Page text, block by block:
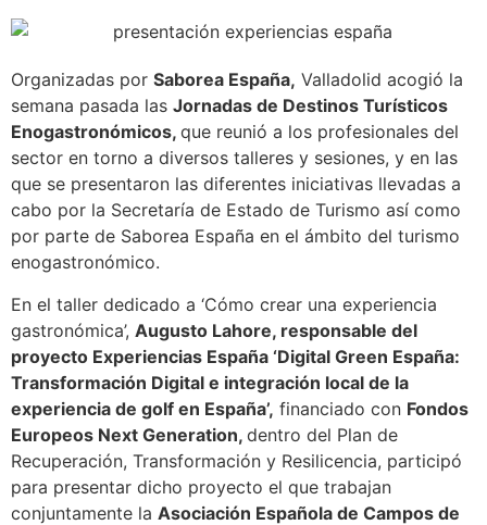
Organizadas por Saborea España, Valladolid acogió la
semana pasada las Jornadas de Destinos Turísticos
Enogastronómicos, que reunió a los profesionales del
sector en torno a diversos talleres y sesiones, y en las
que se presentaron las diferentes iniciativas llevadas a
cabo por la Secretaría de Estado de Turismo así como
por parte de Saborea España en el ámbito del turismo
enogastronómico.
En el taller dedicado a ‘Cómo crear una experiencia
gastronómica’, Augusto Lahore, responsable del
proyecto Experiencias España ‘Digital Green España:
Transformación Digital e integración local de la
experiencia de golf en España’, financiado con Fondos
Europeos Next Generation, dentro del Plan de
Recuperación, Transformación y Resilicencia, participó
para presentar dicho proyecto el que trabajan
conjuntamente la Asociación Española de Campos de